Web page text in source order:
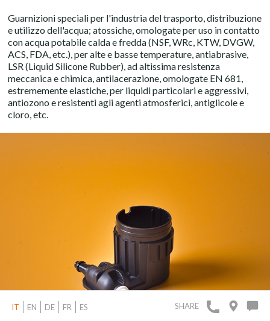
Guarnizioni speciali per l'industria del trasporto, distribuzione
e utilizzo dell'acqua; atossiche, omologate per uso in contatto
con acqua potabile calda e fredda (NSF, WRc, KTW, DVGW,
ACS, FDA, etc.), per alte e basse temperature, antiabrasive,
LSR (Liquid Silicone Rubber), ad altissima resistenza
meccanica e chimica, antilacerazione, omologate EN 681,
estrememente elastiche, per liquidi particolari e aggressivi,
antiozono e resistenti agli agenti atmosferici, antiglicole e
cloro, etc.
IT EN DE FR ES SHARE